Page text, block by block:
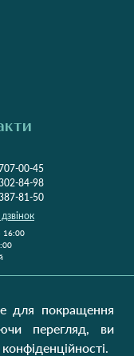
00-45
84-98
81-50
16:00
для покращення
перегляд, ви